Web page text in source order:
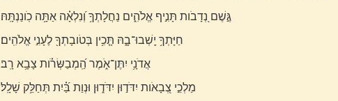
גֶּ֣שֶׁם נְ֭דָבֹות תָּנִ֣יף אֱלֹהִ֑ים נַחֲלָתְךָ֥ וְ֝נִלְאָ֗ה אַתָּ֥ה כֹֽונַנְתָּֽהּ׃
חַיָּתְךָ֥ יָֽשְׁבוּ־בָ֑הּ תָּ֤כִ֥ין בְּטֹובָתְךָ֖ לֶעָנִ֣י אֱלֹהִֽים׃
אֲדֹנָ֥י יִתֶּן־אֹ֑מֶר הַֽ֝מְבַשְּׂרֹ֗ות צָבָ֥א רָֽב׃
מַלְכֵ֣י צְ֭בָאֹות יִדֹּד֣וּן יִדֹּד֑וּן וּנְוַת בַּ֝֗יִת תְּחַלֵּ֥ק שָׁלָֽל׃